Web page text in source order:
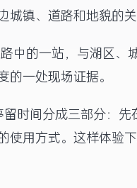
镇、道路和地貌的关
中的一站，与湖区
一处现场证据。
时间分成三部分：
使用方式。这样体验